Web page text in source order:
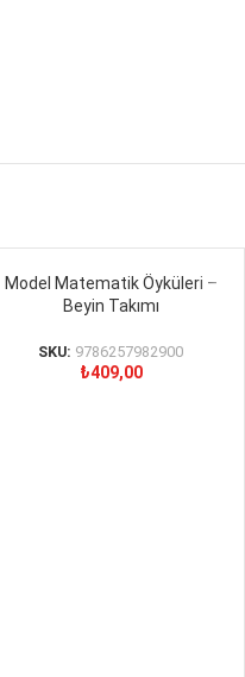
Model Matematik Öyküleri –
Beyin Takımı
SKU: 9786257982900
₺409,00